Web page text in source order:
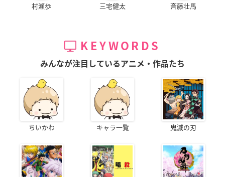
村瀬歩 三宅健太 斉藤壮馬
KEYWORDS
みんなが注目しているアニメ・作品たち
ちいかわ キャラ一覧 鬼滅の刃